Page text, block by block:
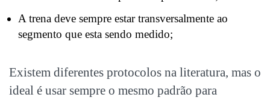
A trena deve sempre estar transversalmente ao
segmento que esta sendo medido;
Existem diferentes protocolos na literatura, mas o
ideal é usar sempre o mesmo padrão para